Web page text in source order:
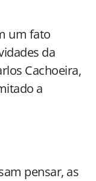
um fato
da
Cachoeira,
a
pensar, as